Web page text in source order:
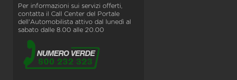
Per informazioni sui servizi offerti,
contatta il Call Center del Portale
dell'Automobilista attivo dal lunedì al
sabato dalle 8.00 alle 20.00